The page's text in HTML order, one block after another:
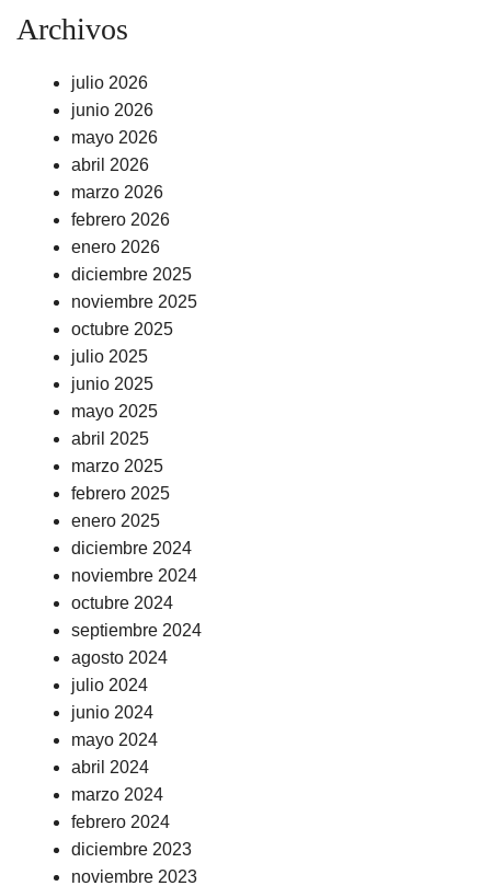
Archivos
julio 2026
junio 2026
mayo 2026
abril 2026
marzo 2026
febrero 2026
enero 2026
diciembre 2025
noviembre 2025
octubre 2025
julio 2025
junio 2025
mayo 2025
abril 2025
marzo 2025
febrero 2025
enero 2025
diciembre 2024
noviembre 2024
octubre 2024
septiembre 2024
agosto 2024
julio 2024
junio 2024
mayo 2024
abril 2024
marzo 2024
febrero 2024
diciembre 2023
noviembre 2023